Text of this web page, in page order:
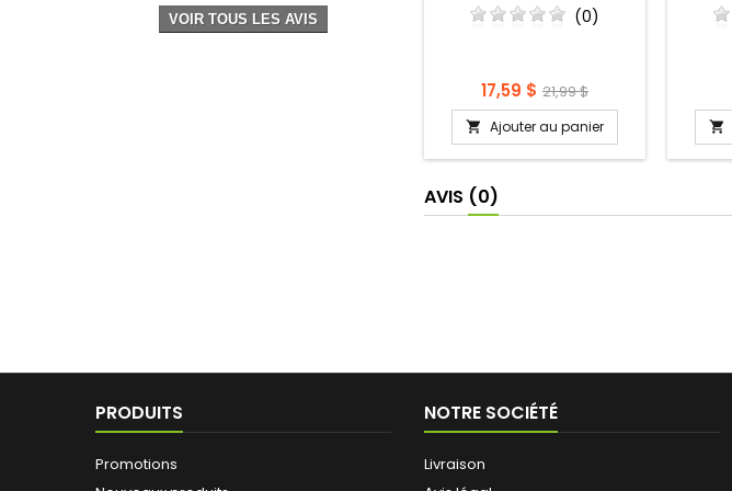
VOIR TOUS LES AVIS (0)
Prix
17,59 $ Prix
régulier
21,99 $
 Ajouter au panier 
AVIS (0)
PRODUITS
Promotions
NOTRE SOCIÉTÉ
Livraison